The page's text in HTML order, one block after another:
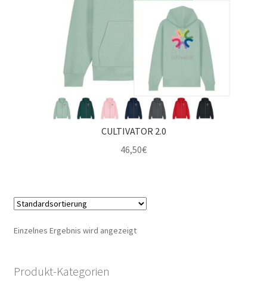
CULTIVATOR 2.0
46,50€
Einzelnes Ergebnis wird angezeigt
Produkt-Kategorien